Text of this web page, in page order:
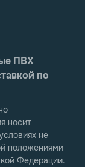
ПВХ
по
носит
не
положениями
Федерации.